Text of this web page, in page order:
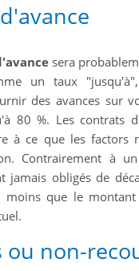
sera
un taux
des avances sur
80 %. Les contrats
à ce que les factors
Contrairement à
jamais obligés de
moins que le
ou non-